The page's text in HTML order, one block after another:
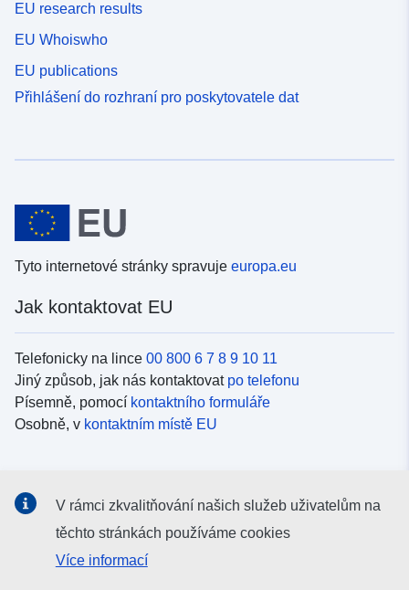
EU research results
EU Whoiswho
EU publications
Přihlášení do rozhraní pro poskytovatele dat
Tyto internetové stránky spravuje europa.eu
Jak kontaktovat EU
Telefonicky na lince 00 800 6 7 8 9 10 11
Jiný způsob, jak nás kontaktovat po telefonu
Písemně, pomocí kontaktního formuláře
Osobně, v kontaktním místě EU
Vyhledávání informačních kanálů EU vsociálních médiích
V rámci zkvalitňování našich služeb uživatelům na
těchto stránkách používáme cookies
Více informací